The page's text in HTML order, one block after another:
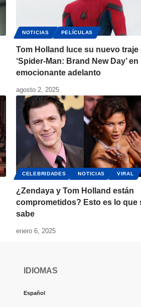
NOTICIAS PELÍCULAS
Tom Holland luce su nuevo traje
‘Spider-Man: Brand New Day’ en
emocionante adelanto
agosto 2, 2025
CELEBRIDADES NOTICIAS VIRAL
¿Zendaya y Tom Holland están
comprometidos? Esto es lo que
sabe
enero 6, 2025
IDIOMAS
Español